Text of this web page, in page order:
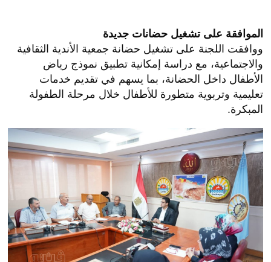
الموافقة على تشغيل حضانات جديدة
ووافقت اللجنة على تشغيل حضانة جمعية الأندية الثقافية
والاجتماعية، مع دراسة إمكانية تطبيق نموذج رياض
الأطفال داخل الحضانة، بما يسهم في تقديم خدمات
تعليمية وتربوية متطورة للأطفال خلال مرحلة الطفولة
المبكرة.